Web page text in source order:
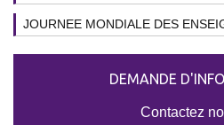
JOURNEE MONDIALE DES
DEMANDE
Contactez